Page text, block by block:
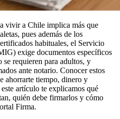
vivir a Chile implica más que
pues además de los
habituales, el Servicio
exige documentos específicos
se requieren para adultos, y
ante notario. Conocer estos
ahorrarte tiempo, dinero y
artículo te explicamos qué
quién debe firmarlos y cómo
Firma.